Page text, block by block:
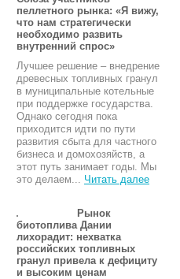
пеллетного рынка: «Я вижу,
что нам стратегически
необходимо развить
внутренний спрос»
Лучшее решение – внедрение
древесных топливных гранул
в муниципальные котельные
при поддержке государства.
Однако сегодня пока
приходится идти по пути
развития сбыта для частного
бизнеса и домохозяйств, а
этот путь занимает годы. Мы
это делаем... Читать далее
Рынок
биотоплива Дании
лихорадит: нехватка
российских топливных
гранул привела к дефициту
и высоким ценам